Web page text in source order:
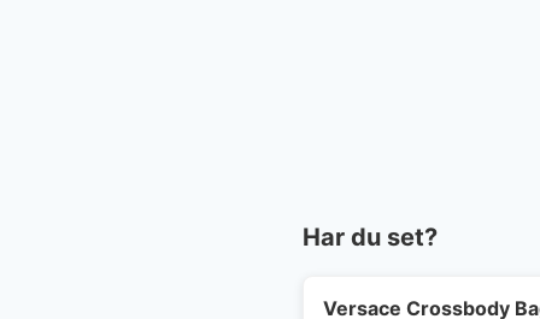
Har du set?
Versace Crossbody